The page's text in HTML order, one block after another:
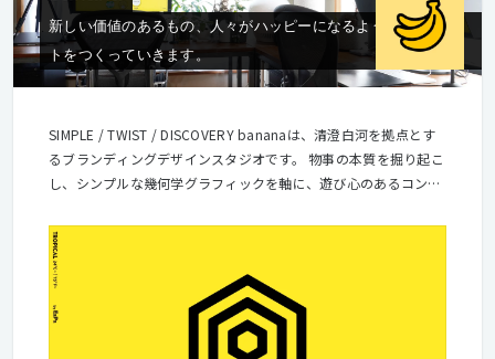
新しい価値のあるもの、人々がハッピーになるようなモノやコ
トをつくっていきます。
SIMPLE / TWIST / DISCOVERY bananaは、清澄白河を拠点とす
るブランディングデザインスタジオです。 物事の本質を掘り起こ
し、シンプルな幾何学グラフィックを軸に、遊び心のあるコンセ
を組み合わせ、ユニークなクリエイティブを生み出していくこと
を得意としています。 何か新しい価値のあるもの、人々がハッピ
ーになるようなモノやコトを作っていきます。